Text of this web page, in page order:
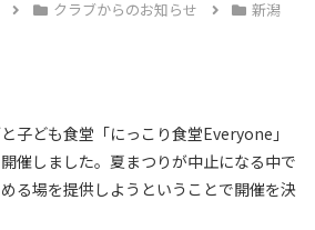
クラブからのお知らせ
新潟
子ども食堂「にっこり食堂Everyone」
催しました。夏まつりが中止になる中で
る場を提供しようということで開催を決